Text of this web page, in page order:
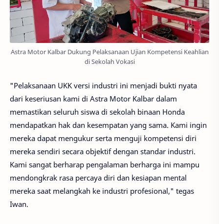
Astra Motor Kalbar Dukung Pelaksanaan Ujian Kompetensi Keahlian
di Sekolah Vokasi
"Pelaksanaan UKK versi industri ini menjadi bukti nyata
dari keseriusan kami di Astra Motor Kalbar dalam
memastikan seluruh siswa di sekolah binaan Honda
mendapatkan hak dan kesempatan yang sama. Kami ingin
mereka dapat mengukur serta menguji kompetensi diri
mereka sendiri secara objektif dengan standar industri.
Kami sangat berharap pengalaman berharga ini mampu
mendongkrak rasa percaya diri dan kesiapan mental
mereka saat melangkah ke industri profesional," tegas
Iwan.